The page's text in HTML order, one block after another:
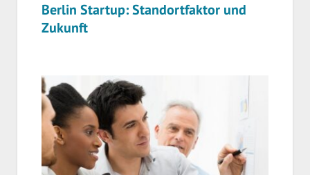
Berlin Startup: Standortfaktor und
Zukunft